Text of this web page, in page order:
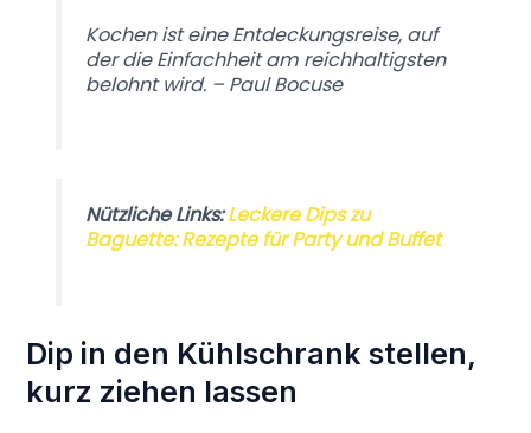
Kochen ist eine Entdeckungsreise, auf
der die Einfachheit am reichhaltigsten
belohnt wird. – Paul Bocuse
Nützliche Links:Leckere Dips zu
Baguette: Rezepte für Party und Buffet
Dip in den Kühlschrank stellen,
kurz ziehen lassen